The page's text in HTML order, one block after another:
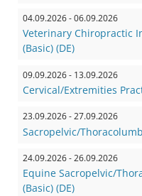
04.09.2026 - 06.09.2026
Veterinary Chiropractic
(Basic) (DE)
09.09.2026 - 13.09.2026
Cervical/Extremities
23.09.2026 - 27.09.2026
Sacropelvic/
24.09.2026 - 26.09.2026
Equine Sacropelvic/
(Basic) (DE)